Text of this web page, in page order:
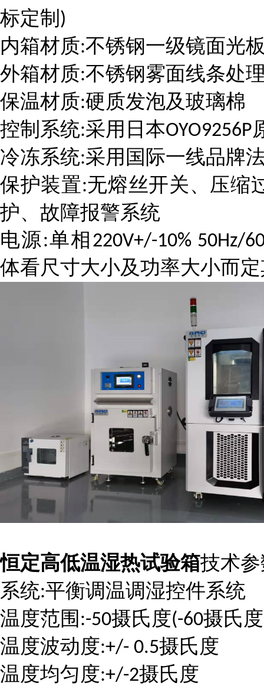
标定制 )
内箱材质:不锈钢一级镜面光
外箱材质:不锈钢雾面线条处
保温材质:硬质发泡及玻璃棉
控制系统:采用日本OYO9256P
冷冻系统:采用国际一线品牌
保护装置:无熔丝开关、压缩
护、故障报警系统
电源:单相 220V+/-10% 50Hz/
体看尺寸大小及功率大小而
恒定高低温湿热试验箱技术
系统:平衡调温调湿控件系统
温度范围 :-50摄氏度(-60摄氏度
温度波动度:+/- 0.5摄氏度
温度均匀度:+/-2摄氏度